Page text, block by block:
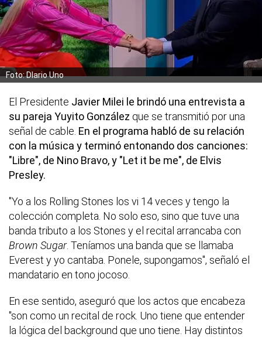
Foto: DIario Uno
El Presidente Javier Milei le brindó una entrevista a
su pareja Yuyito González que se transmitió por una
señal de cable. En el programa habló de su relación
con la música y terminó entonando dos canciones:
"Libre", de Nino Bravo, y "Let it be me", de Elvis
Presley.
"Yo a los Rolling Stones los vi 14 veces y tengo la
colección completa. No solo eso, sino que tuve una
banda tributo a los Stones y el recital arrancaba con
Brown Sugar. Teníamos una banda que se llamaba
Everest y yo cantaba. Ponele, supongamos", señaló el
mandatario en tono jocoso.
En ese sentido, aseguró que los actos que encabeza
"son como un recital de rock. Uno tiene que entender
la lógica del background que uno tiene. Hay distintos